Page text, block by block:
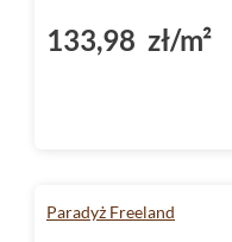
133,98 zł/m²
Paradyż Freeland